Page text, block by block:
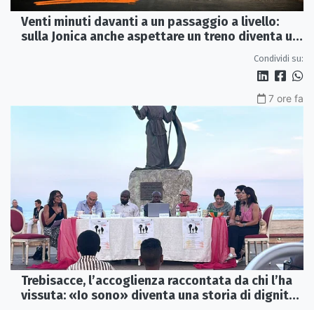
Venti minuti davanti a un passaggio a livello:
sulla Jonica anche aspettare un treno diventa un
Condividi su:
7 ore fa
Trebisacce, l’accoglienza raccontata da chi l’ha
vissuta: «Io sono» diventa una storia di dignità